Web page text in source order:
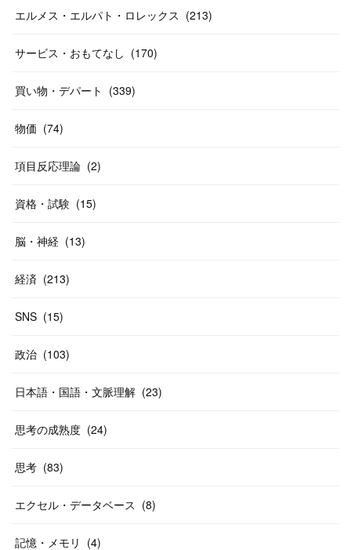
(26
(14
(46
(20
(31
58)
10
(20
エルメス・エルパト・ロレックス (213)
サービス・おもてなし (170)
買い物・デパート (339)
物価 (74)
項目反応理論 (2)
資格・試験 (15)
脳・神経 (13)
経済 (213)
SNS (15)
政治 (103)
日本語・国語・文脈理解 (23)
思考の成熟度 (24)
思考 (83)
エクセル・データベース (8)
記憶・メモリ (4)